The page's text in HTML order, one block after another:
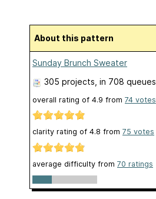
About this pattern
Sunday Brunch Sweater
305 projects , in 708 queues
overall rating of 4.9 from 74 votes
clarity rating of 4.8 from 75 votes
average difficulty from 70 ratings